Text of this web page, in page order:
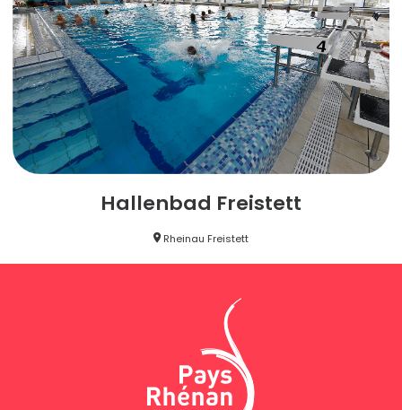
Hallenbad Freistett
Rheinau Freistett